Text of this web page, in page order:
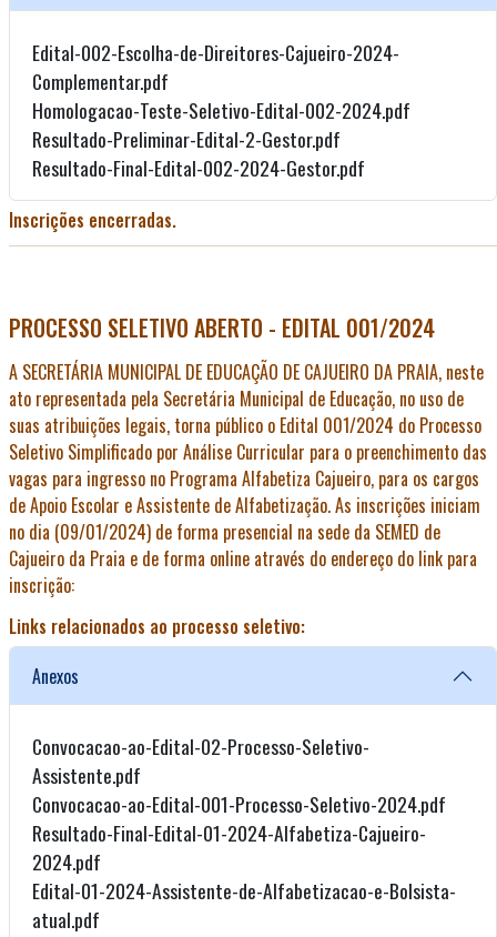
Edital-002-Escolha-de-Direitores-Cajueiro-2024-
Complementar.pdf
Homologacao-Teste-Seletivo-Edital-002-2024.pdf
Resultado-Preliminar-Edital-2-Gestor.pdf
Resultado-Final-Edital-002-2024-Gestor.pdf
Inscrições encerradas.
PROCESSO SELETIVO ABERTO - EDITAL 001/2024
A SECRETÁRIA MUNICIPAL DE EDUCAÇÃO DE CAJUEIRO DA PRAIA, neste
ato representada pela Secretária Municipal de Educação, no uso de
suas atribuições legais, torna público o Edital 001/2024 do Processo
Seletivo Simplificado por Análise Curricular para o preenchimento das
vagas para ingresso no Programa Alfabetiza Cajueiro, para os cargos
de Apoio Escolar e Assistente de Alfabetização. As inscrições iniciam
no dia (09/01/2024) de forma presencial na sede da SEMED de
Cajueiro da Praia e de forma online através do endereço do link para
inscrição:
Links relacionados ao processo seletivo:
Anexos
Convocacao-ao-Edital-02-Processo-Seletivo-
Assistente.pdf
Convocacao-ao-Edital-001-Processo-Seletivo-2024.pdf
Resultado-Final-Edital-01-2024-Alfabetiza-Cajueiro-
2024.pdf
Edital-01-2024-Assistente-de-Alfabetizacao-e-Bolsista-
atual.pdf